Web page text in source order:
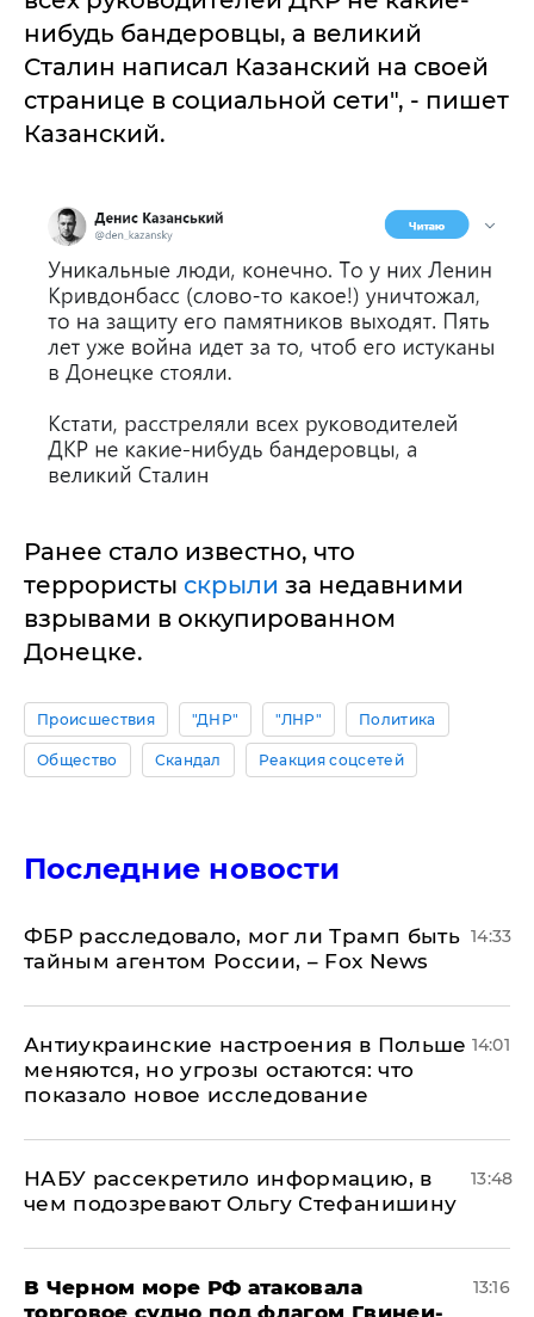
нибудь бандеровцы, а великий
Сталин написал Казанский на своей
странице в социальной сети", - пишет
Казанский.
Ранее стало известно, что
террористы скрыли за недавними
взрывами в оккупированном
Донецке.
Происшествия "ДНР" "ЛНР" Политика
Общество Скандал Реакция соцсетей
Последние новости
ФБР расследовало, мог ли Трамп быть
тайным агентом России, – Fox News
14:33
Антиукраинские настроения в Польше
меняются, но угрозы остаются: что
показало новое исследование
14:01
НАБУ рассекретило информацию, в
чем подозревают Ольгу Стефанишину
13:48
В Черном море РФ атаковала
13:16